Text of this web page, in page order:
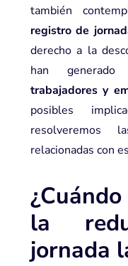
también
registro de
derecho a la
han generado
trabajadores y
posibles
resolveremos
relacionadas con
la
jornada